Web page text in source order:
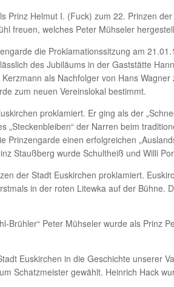
Helmut I. (Fuck) zum 22. Prinzen
freuen, welches Peter Mühseler
die Proklamationssitzung am
des Jubiläums in der Gaststätte
als Nachfolger von Hans
zum neuen Vereinslokal bestimmt.
proklamiert. Er ging als der
der Narren beim
einen erfolgreichen
Staußberg wurde Schultheiß und Willi
der Stadt Euskirchen proklamiert.
in der roten Litewka auf der Bühne.
Peter Mühseler wurde als Prinz
Euskirchen in die Geschichte unserer
Schatzmeister gewählt. Heinrich Hack